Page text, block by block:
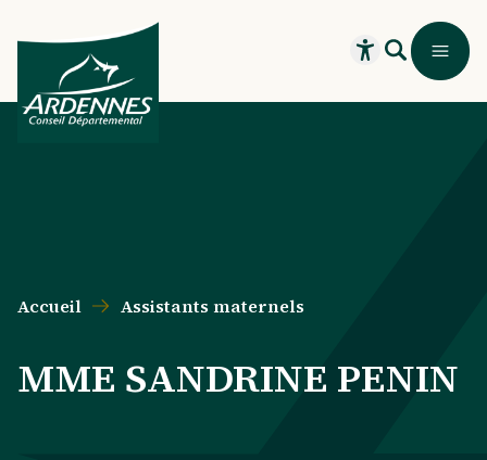
Recherche
Ouvrir leMenu
Accueil Assistants maternels
MME SANDRINE PENIN